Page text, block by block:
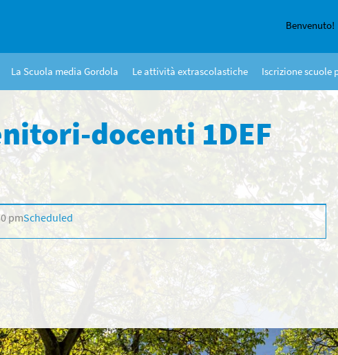
Benvenuto!
La Scuola media Gordola Le attività extrascolastiche Iscrizione scuole
docenti 1DEF
pmScheduled